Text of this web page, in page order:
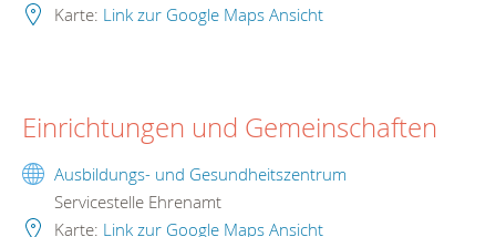
Karte: Link zur Google Maps Ansicht
Einrichtungen und Gemeinschaften
Ausbildungs- und Gesundheitszentrum
Servicestelle Ehrenamt
Karte: Link zur Google Maps Ansicht